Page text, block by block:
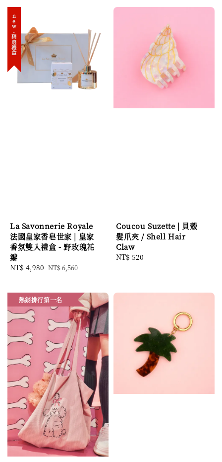
new-精選禮盒
La Savonnerie Royale
法國皇家香皂世家 | 皇家
香氛雙入禮盒 - 野玫瑰花
瓣
Sale
NT$ 4,980 Regular
NT$ 6,560
Coucou Suzette | 貝殼
髮爪夾 / Shell Hair
Claw
Regular
NT$ 520
熱銷排行第一名